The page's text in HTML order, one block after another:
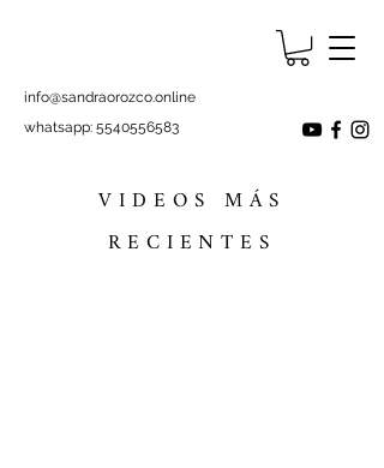
info@sandraorozco.online
whatsapp: 5540556583
VIDEOS MÁS
RECIENTES